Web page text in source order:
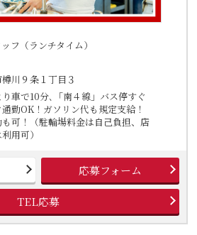
フ（ランチタイム）
川９条１丁目３
り車で10分､「南４線」バス停すぐ
勤OK！ガソリン代も規定支給！
可！（駐輪場料金は自己負担、店
用可）
応募フォーム
TEL応募